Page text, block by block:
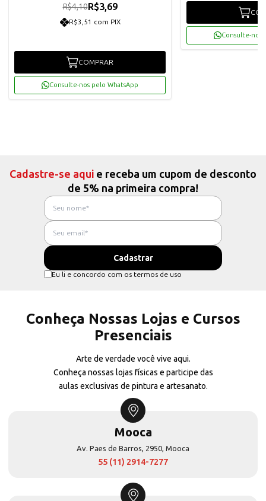
R$4,10R$3,69
R$3,51 com PIX
COMPRAR
Consulte-nos pelo WhatsApp
Consulte-nos
Cadastre-se aqui e receba um cupom de desconto
de 5% na primeira compra!
Eu li e concordo com os termos de uso
Conheça Nossas Lojas e Cursos
Presenciais
Arte de verdade você vive aqui.
Conheça nossas lojas físicas e participe das
aulas exclusivas de pintura e artesanato.
Mooca
Av. Paes de Barros, 2950, Mooca
55 (11) 2914-7277